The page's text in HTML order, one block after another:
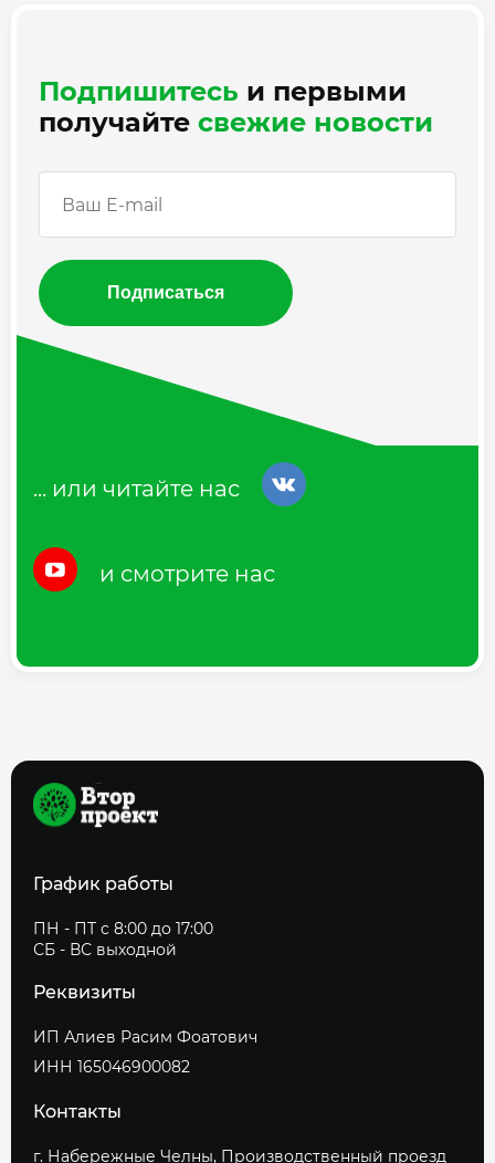
Подпишитесь и первыми
получайте свежие новости
Подписаться
... или читайте нас
и смотрите нас
График работы
ПН - ПТ c 8:00 до 17:00
СБ - ВС выходной
Реквизиты
ИП Алиев Расим Фоатович
ИНН 165046900082
Контакты
г. Набережные Челны, Производственный проезд